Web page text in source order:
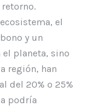
el
y un
planeta, sino
región, han
del 20% o 25%
podría